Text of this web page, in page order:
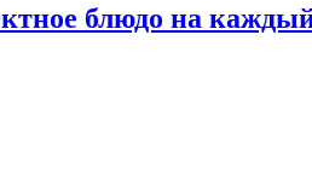
блюдо на